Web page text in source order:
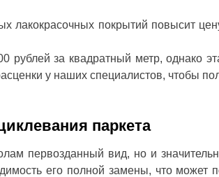
лакокрасочных покрытий повысит
рублей за квадратный метр, однако
у наших специалистов, чтобы
паркета
первозданный вид, но и
его полной замены, что может